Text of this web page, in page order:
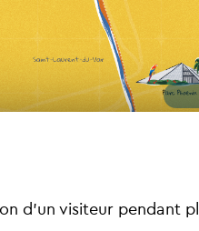
d’un visiteur pendant